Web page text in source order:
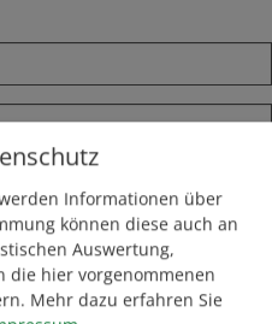
Informationen über
können diese auch an
Auswertung,
die hier vorgenommenen
Mehr dazu erfahren Sie